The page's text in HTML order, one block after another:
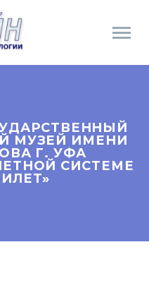
МУЗЕЙ ИМЕНИ
Г. УФА
СИСТЕМЕ